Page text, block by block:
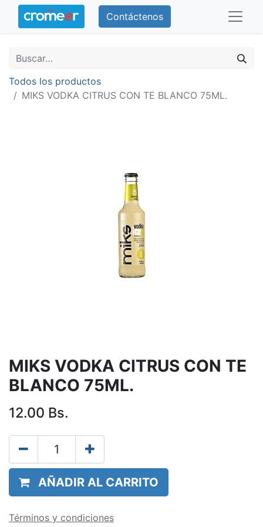
Contáctenos
Todos los productos
MIKS VODKA CITRUS CON TE BLANCO 75ML.
MIKS VODKA CITRUS CON TE
BLANCO 75ML.
12.00 Bs.
AÑADIR AL CARRITO
Términos y condiciones